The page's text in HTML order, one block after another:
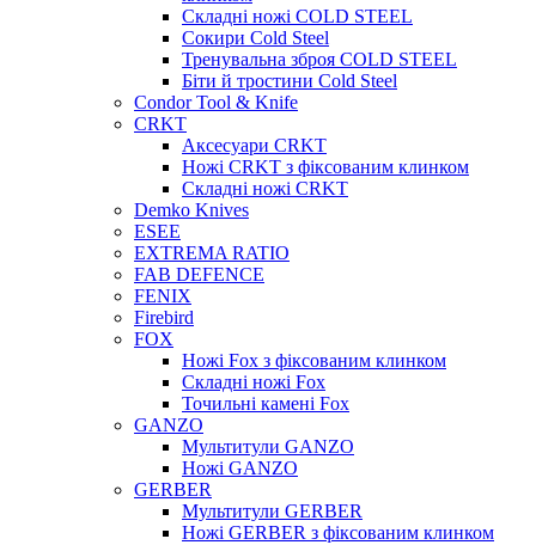
Складні ножі COLD STEEL
Сокири Cold Steel
Тренувальна зброя COLD STEEL
Біти й тростини Cold Steel
Condor Tool & Knife
CRKT
Аксесуари CRKT
Ножі CRKT з фіксованим клинком
Складні ножі CRKT
Demko Knives
ESEE
EXTREMA RATIO
FAB DEFENCE
FENIX
Firebird
FOX
Ножі Fox з фіксованим клинком
Складні ножі Fox
Точильні камені Fox
GANZO
Мультитули GANZO
Ножі GANZO
GERBER
Мультитули GERBER
Ножі GERBER з фіксованим клинком